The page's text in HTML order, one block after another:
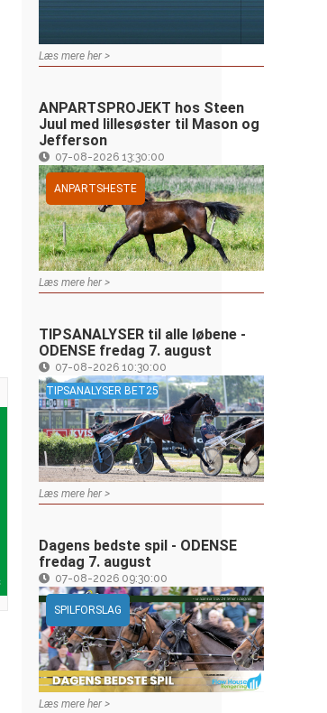
Læs mere her >
ANPARTSPROJEKT hos Steen
Juul med lillesøster til Mason og
Jefferson
07-08-2026 13:30:00
ANPARTSHESTE
Læs mere her >
TIPSANALYSER til alle løbene -
ODENSE fredag 7. august
07-08-2026 10:30:00
TIPSANALYSER BET25
Læs mere her >
Dagens bedste spil - ODENSE
fredag 7. august
07-08-2026 09:30:00
SPILFORSLAG
Læs mere her >